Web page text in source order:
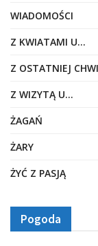
WIADOMOŚCI
Z KWIATAMI U…
Z OSTATNIEJ
Z WIZYTĄ U…
ŻAGAŃ
ŻARY
ŻYĆ Z PASJĄ
Pogoda